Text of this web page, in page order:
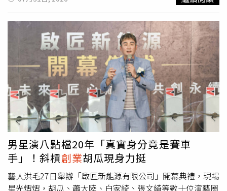
2018年將子公司鉅晶電子改名力積電，隔年收購母公司晶
圓廠，2020年重新上櫃。當時黃崇仁不諱言，「力積電轉
型晶圓代工，正是向張忠謀致敬。」2020年12月9日力積電
上興櫃時，台積電創辦人張忠謀向力積電董事長黃崇仁道
賀，事隔一年，順利轉上市。這一條「回歸」上市路走了9
年。在上市的記者會上，黃崇仁想起張忠謀夫人、台積電慈
善基金會董事長張淑芬曾經問他，「力晶半導體做這麼大，
你資金怎麼開始的？我告訴她，父親給我3,000萬元，之後
沒有跟爸爸拿半毛錢，現在公司上市已經是3,000億元的公
司。」對於這1萬倍成長，黃崇仁驕傲地說，「沒有辜負父
親！」回首這段 創業路，黃崇仁最費心就是由DRAM代工
廠，變成晶圓專業代工廠。放眼全球半導體業，做DRAM就
做DRAM、做邏輯晶片就做邏輯晶片，壁壘分明，就連三星
要做邏輯晶片，也是分出一家公司來做，像力晶這樣從
DRAM轉型為力積電做晶圓代工的公司，全世界沒有第二
家。
男星演八點檔20年「真實身分竟是賽車
手」！斜槓創業胡瓜現身力挺
藝人洪毛27日舉辦「啟匠新能源有限公司」開幕典禮，現場
星光熠熠，胡瓜、蕭大陸、白家綺、張文綺等數十位演藝圈